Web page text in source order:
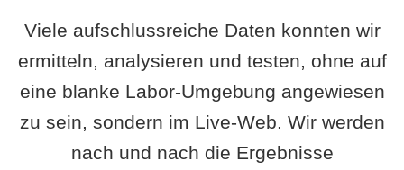
Viele aufschlussreiche Daten konnten wir
ermitteln, analysieren und testen, ohne auf
eine blanke Labor-Umgebung angewiesen
zu sein, sondern im Live-Web. Wir werden
nach und nach die Ergebnisse